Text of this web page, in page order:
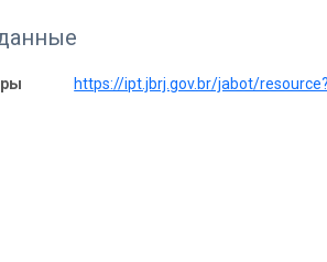
https://ipt.jbrj.gov.br/jabot/